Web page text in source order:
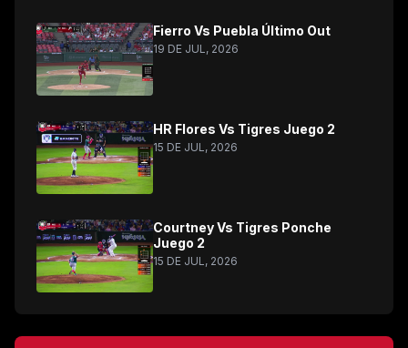
Fierro Vs Puebla Último Out
19 DE JUL, 2026
HR Flores Vs Tigres Juego 2
15 DE JUL, 2026
Courtney Vs Tigres Ponche
Juego 2
15 DE JUL, 2026